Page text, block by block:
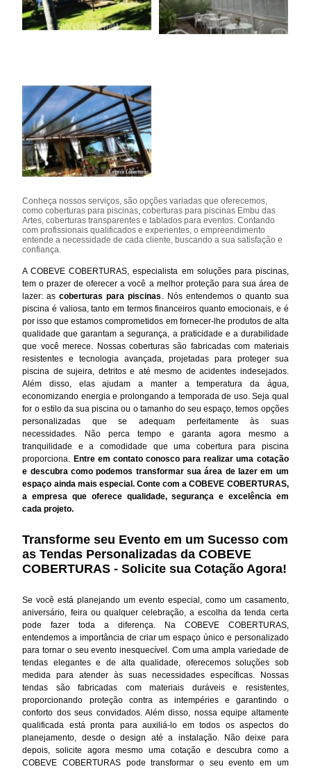
Conheça nossos serviços, são opções variadas que oferecemos,
como coberturas para piscinas, coberturas para piscinas Embu das
Artes, coberturas transparentes e tablados para eventos. Contando
com profissionais qualificados e experientes, o empreendimento
entende a necessidade de cada cliente, buscando a sua satisfação e
confiança.
A COBEVE COBERTURAS, especialista em soluções para piscinas,
tem o prazer de oferecer a você a melhor proteção para sua área de
lazer: ascoberturas para piscinas
. Nós entendemos o quanto sua
piscina é valiosa, tanto em termos financeiros quanto emocionais, e é
por isso que estamos comprometidos em fornecer-lhe produtos de alta
qualidade que garantam a segurança, a praticidade e a durabilidade
que você merece. Nossas coberturas são fabricadas com materiais
resistentes e tecnologia avançada, projetadas para proteger sua
piscina de sujeira, detritos e até mesmo de acidentes indesejados.
Além disso, elas ajudam a manter a temperatura da água,
economizando energia e prolongando a temporada de uso. Seja qual
for o estilo da sua piscina ou o tamanho do seu espaço, temos opções
personalizadas que se adequam perfeitamente às suas
necessidades. Não perca tempo e garanta agora mesmo a
tranquilidade e a comodidade que uma cobertura para piscina
proporciona. Entre em contato conosco para realizar uma cotação
e descubra como podemos transformar sua área de lazer em um
espaço ainda mais especial. Conte com a COBEVE COBERTURAS,
a empresa que oferece qualidade, segurança e excelência em
cada projeto.
Transforme seu Evento em um Sucesso com
as Tendas Personalizadas da COBEVE
COBERTURAS - Solicite sua Cotação Agora!
Se você está planejando um evento especial, como um casamento,
aniversário, feira ou qualquer celebração, a escolha da tenda certa
pode fazer toda a diferença. Na COBEVE COBERTURAS,
entendemos a importância de criar um espaço único e personalizado
para tornar o seu evento inesquecível. Com uma ampla variedade de
tendas elegantes e de alta qualidade, oferecemos soluções sob
medida para atender às suas necessidades específicas. Nossas
tendas são fabricadas com materiais duráveis e resistentes,
proporcionando proteção contra as intempéries e garantindo o
conforto dos seus convidados. Além disso, nossa equipe altamente
qualificada está pronta para auxiliá-lo em todos os aspectos do
planejamento, desde o design até a instalação. Não deixe para
depois, solicite agora mesmo uma cotação e descubra como a
COBEVE COBERTURAS pode transformar o seu evento em um